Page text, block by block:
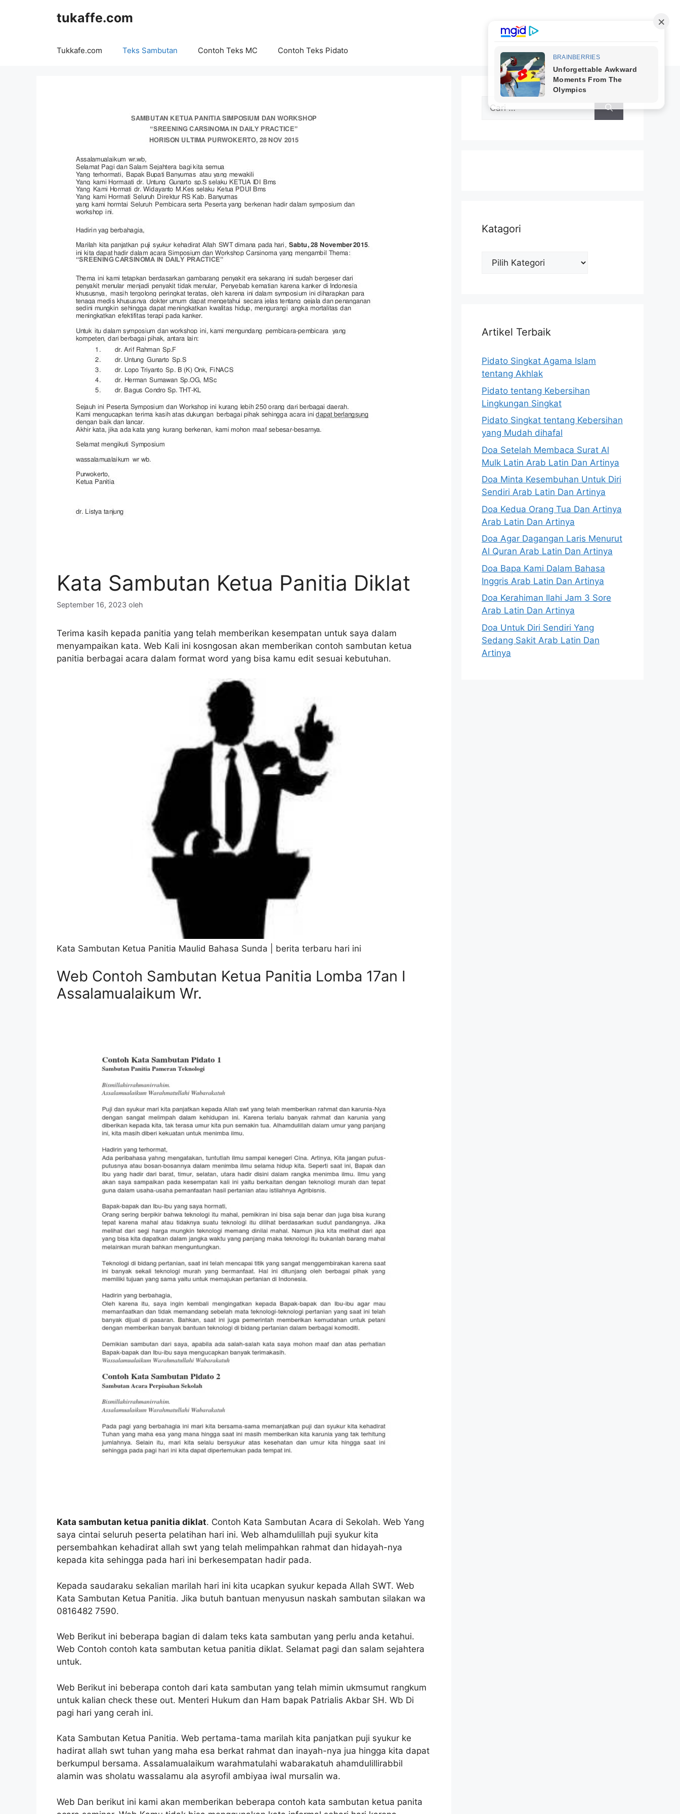
tukaffe.com
Tukkafe.com Teks Sambutan Contoh Teks MC Contoh Teks Pidato
Kata Sambutan Ketua Panitia Diklat
September 16, 2023 oleh
Terima kasih kepada panitia yang telah memberikan kesempatan untuk saya dalam
menyampaikan kata. Web Kali ini kosngosan akan memberikan contoh sambutan ketua
panitia berbagai acara dalam format word yang bisa kamu edit sesuai kebutuhan.
Kata Sambutan Ketua Panitia Maulid Bahasa Sunda | berita terbaru hari ini
Web Contoh Sambutan Ketua Panitia Lomba 17an I
Assalamualaikum Wr.
Kata sambutan ketua panitia diklat. Contoh Kata Sambutan Acara di Sekolah. Web Yang
saya cintai seluruh peserta pelatihan hari ini. Web alhamdulillah puji syukur kita
persembahkan kehadirat allah swt yang telah melimpahkan rahmat dan hidayah-nya
kepada kita sehingga pada hari ini berkesempatan hadir pada.
Kepada saudaraku sekalian marilah hari ini kita ucapkan syukur kepada Allah SWT. Web
Kata Sambutan Ketua Panitia. Jika butuh bantuan menyusun naskah sambutan silakan wa
0816482 7590.
Web Berikut ini beberapa bagian di dalam teks kata sambutan yang perlu anda ketahui.
Web Contoh contoh kata sambutan ketua panitia diklat. Selamat pagi dan salam sejahtera
untuk.
Web Berikut ini beberapa contoh dari kata sambutan yang telah mimin ukmsumut rangkum
untuk kalian check these out. Menteri Hukum dan Ham bapak Patrialis Akbar SH. Wb Di
pagi hari yang cerah ini.
Kata Sambutan Ketua Panitia. Web pertama-tama marilah kita panjatkan puji syukur ke
hadirat allah swt tuhan yang maha esa berkat rahmat dan inayah-nya jua hingga kita dapat
berkumpul bersama. Assalamualaikum warahmatulahi wabarakatuh ahamdulillirabbil
alamin was sholatu wassalamu ala asyrofil ambiyaa iwal mursalin wa.
Web Dan berikut ini kami akan memberikan beberapa contoh kata sambutan ketua panita
untuk:
Katagori
Katagori
Artikel Terbaik
Pidato Singkat Agama Islam
tentang Akhlak
Pidato tentang Kebersihan
Lingkungan Singkat
Pidato Singkat tentang Kebersihan
yang Mudah dihafal
Doa Setelah Membaca Surat Al
Mulk Latin Arab Latin Dan Artinya
Doa Minta Kesembuhan Untuk Diri
Sendiri Arab Latin Dan Artinya
Doa Kedua Orang Tua Dan Artinya
Arab Latin Dan Artinya
Doa Agar Dagangan Laris Menurut
Al Quran Arab Latin Dan Artinya
Doa Bapa Kami Dalam Bahasa
Inggris Arab Latin Dan Artinya
Doa Kerahiman Ilahi Jam 3 Sore
Arab Latin Dan Artinya
Doa Untuk Diri Sendiri Yang
Sedang Sakit Arab Latin Dan
Artinya